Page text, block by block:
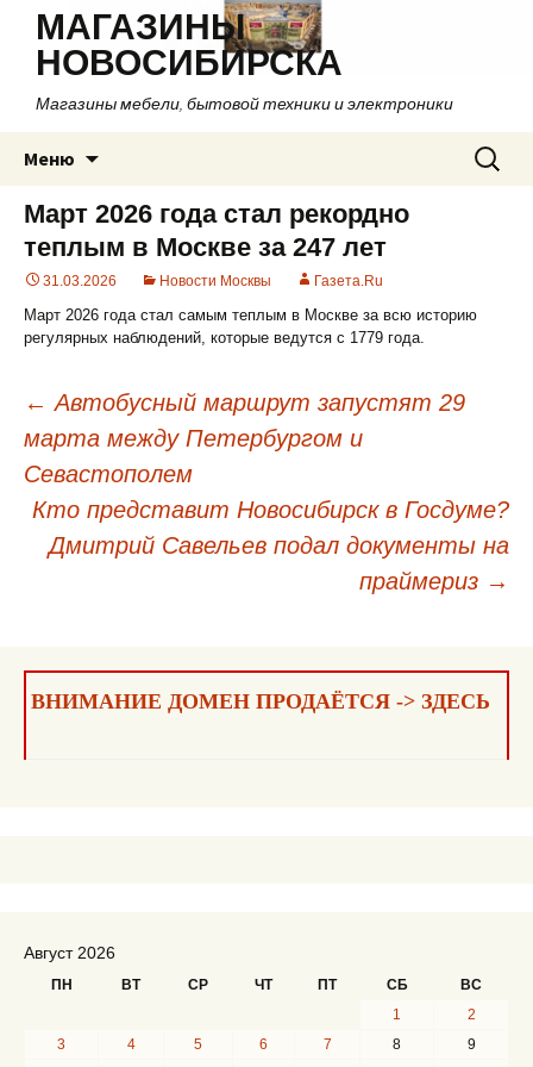
МАГАЗИНЫ
НОВОСИБИРСКА
Магазины мебели, бытовой техники и электроники
Меню
содержимому
Найти:
Март 2026 года стал рекордно
теплым в Москве за 247 лет
31.03.2026 Новости Москвы Газета.Ru
Март 2026 года стал самым теплым в Москве за всю историю
регулярных наблюдений, которые ведутся с 1779 года.
Навигация
по
записям
← Автобусный маршрут запустят 29
марта между Петербургом и
Севастополем
Кто представит Новосибирск в Госдуме?
Дмитрий Савельев подал документы на
праймериз →
ВНИМАНИЕ ДОМЕН ПРОДАЁТСЯ -> ЗДЕСЬ
Август 2026
ПН ВТ СР ЧТ ПТ СБ
ВС
1
2
3
4 5 6 7 8
9